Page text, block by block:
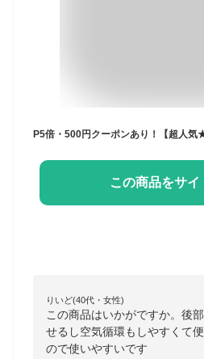
この商品をサイ
りいど(40代・女性)
この商品はいかがですか。後
せるし空気循環もしやすくて
ので使いやすいです